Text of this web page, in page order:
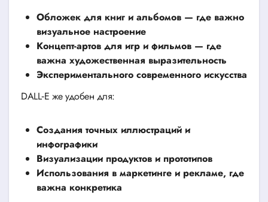
Обложек для книг и альбомов — где важно
визуальное настроение
Концепт-артов для игр и фильмов — где
важна художественная выразительность
Экспериментального современного искусства
DALL‑E же удобен для:
Создания точных иллюстраций и
инфографики
Визуализации продуктов и прототипов
Использования в маркетинге и рекламе, где
важна конкретика